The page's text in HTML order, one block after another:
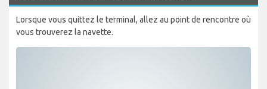
Lorsque vous quittez le terminal, allez au point de rencontre où
vous trouverez la navette.